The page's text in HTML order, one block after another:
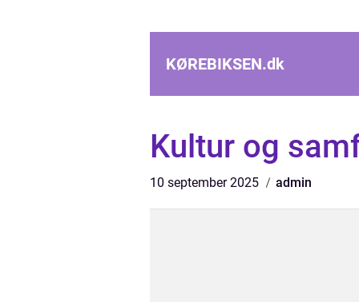
KØREBIKSEN.dk
Kultur og
10 september 2025 admin